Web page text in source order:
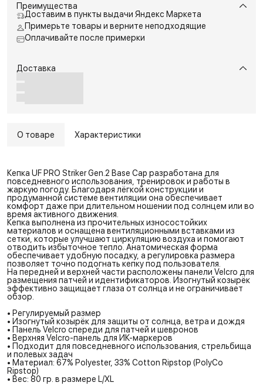
Преимущества
Доставим в пункты выдачи Яндекс Маркета
Примерьте товары и верните неподходящие
Оплачивайте после примерки
Доставка
О товаре Характеристики
Кепка UF PRO Striker Gen.2 Base Cap разработана для
повседневного использования, тренировок и работы в
жаркую погоду. Благодаря лёгкой конструкции и
продуманной системе вентиляции она обеспечивает
комфорт даже при длительном ношении под солнцем или во
время активного движения.
Кепка выполнена из прочительных износостойких
материалов и оснащена вентиляционными вставками из
сетки, которые улучшают циркуляцию воздуха и помогают
отводить избыточное тепло. Анатомическая форма
обеспечивает удобную посадку, а регулировка размера
позволяет точно подогнать кепку под пользователя.
На передней и верхней части расположены панели Velcro для
размещения патчей и идентификаторов. Изогнутый козырёк
эффективно защищает глаза от солнца и не ограничивает
обзор.
• Регулируемый размер
• Изогнутый козырёк для защиты от солнца, ветра и дождя
• Панель Velcro спереди для патчей и шевронов
• Верхняя Velcro-панель для ИК-маркеров
• Подходит для повседневного использования, стрельбища
и полевых задач
• Материал: 67% Polyester, 33% Cotton Ripstop (PolyCo
Ripstop)
• Вес: 80 гр. в размере L/XL